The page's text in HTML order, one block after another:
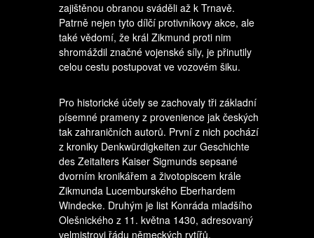
zajištěnou obranou sváděli až k Trnavě.
Patrně nejen tyto dílčí protivníkovy akce, ale
také vědomí, že král Zikmund proti nim
shromáždil značné vojenské síly, je přinutily
celou cestu postupovat ve vozovém šiku.
Pro historické účely se zachovaly tři základní
písemné prameny z provenience jak českých
tak zahraničních autorů. První z nich pochází
z kroniky Denkwürdigkeiten zur Geschichte
des Zeitalters Kaiser Sigmunds sepsané
dvorním kronikářem a životopiscem krále
Zikmunda Lucemburského Eberhardem
Windecke. Druhým je list Konráda mladšího
Olešnického z 11. května 1430, adresovaný
velmistrovi řádu německých rytířů,